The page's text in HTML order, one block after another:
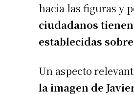
hacia las figuras y
ciudadanos
establecidas
Un aspecto
la imagen de